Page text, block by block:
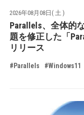
2026年08月08日( 土 )
Parallels、全体的
題を修正した「
リリース
#Parallels #Windows11